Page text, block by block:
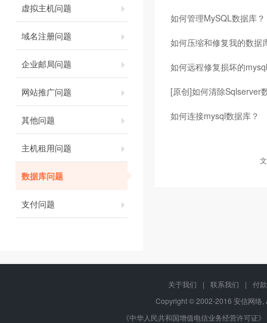
虚拟主机问题
域名注册问题
企业邮局问题
网站推广问题
其他问题
主机租用问题
数据库问题
支付问题
如何管理MySQL数据库？
如何压缩和修复我的数据
如何远程修复损坏的
[原创]如何清除Sqlserver
如何连接mysql数据库？
关于我们 | 联系我们 |
付
Copyright © 2002-2016 安信网
《中华人民共和国增值电信业务经营许可